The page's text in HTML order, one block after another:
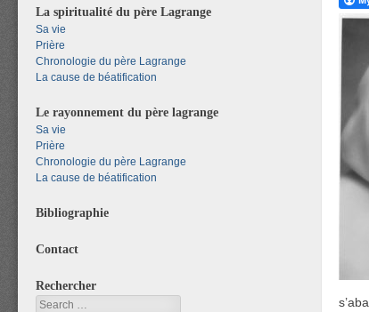
La spiritualité du père Lagrange
Sa vie
Prière
Chronologie du père Lagrange
La cause de béatification
Le rayonnement du père lagrange
Sa vie
Prière
Chronologie du père Lagrange
La cause de béatification
Bibliographie
Contact
Rechercher
Search